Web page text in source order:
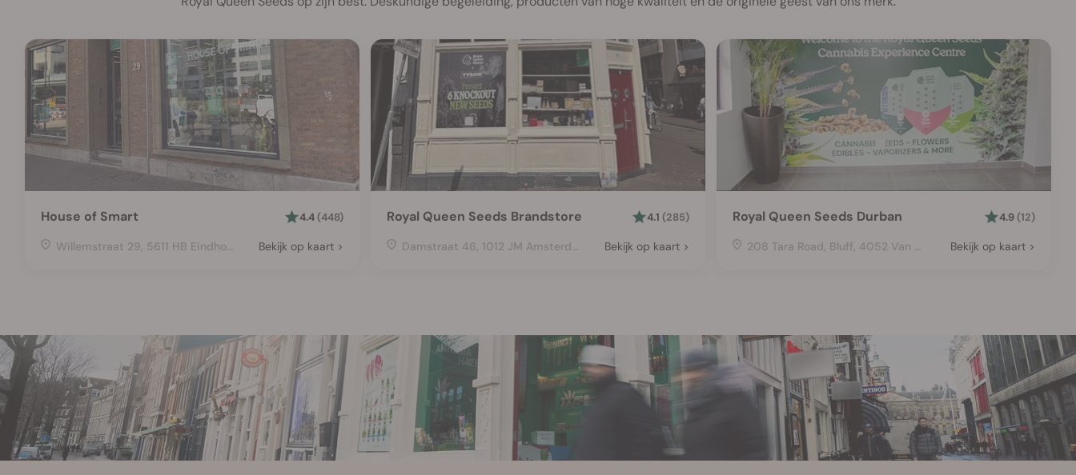
House of Smart 4.4(448)
Willemstraat 29, 5611 HB Eindhoven, Netherlands Bekijk op kaart >
Royal Queen Seeds Brandstore 4.1 (285)
Damstraat 46, 1012 JM Amsterdam, Netherlands Bekijk op kaart >
Royal Queen Seeds Durban 4.9(12)
208 Tara Road, Bluff, 4052 Van Riebeeckpark, Bluff, Bluff, Durban, 4052, South Africa Bekijk op kaart >